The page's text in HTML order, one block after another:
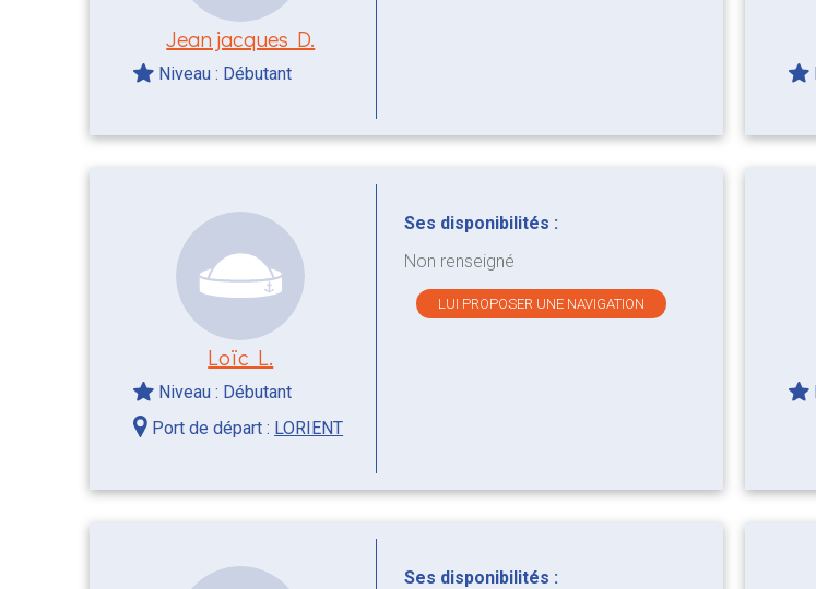
Jean jacques D.
Niveau : Débutant
Loïc L.
Niveau : Débutant
Port de départ : LORIENT
Ses disponibilités :
Non renseigné
LUI PROPOSER UNE NAVIGATION
Ses disponibilités :